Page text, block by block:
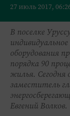
27 июль 2017,
В поселке
оборудования
порядка 90
жилья.
заместитель
Евгений Волков.